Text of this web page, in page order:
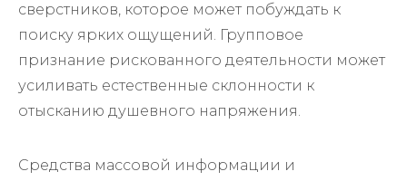
сверстников, которое может побуждать к
поиску ярких ощущений. Групповое
признание рискованного деятельности может
усиливать естественные склонности к
отысканию душевного напряжения.
Средства массовой информации и